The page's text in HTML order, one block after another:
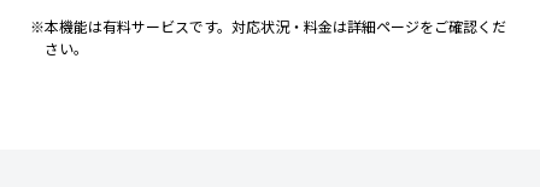
本機能は有料サービスです。対応状況・料金は詳細ページをご確認くだ
さい。